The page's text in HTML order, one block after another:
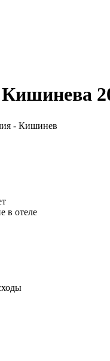
- Кишинев
в отеле